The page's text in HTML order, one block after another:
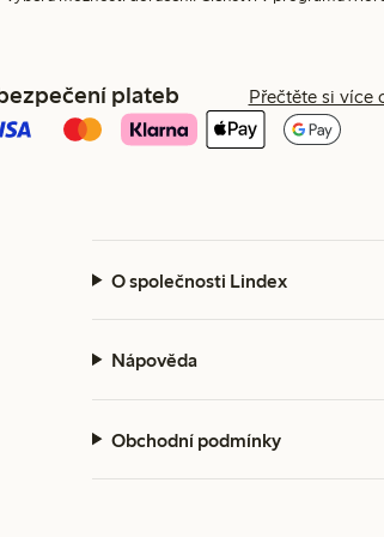
plateb Přečtěte si více
O společnosti Lindex
Nápověda
Obchodní podmínky